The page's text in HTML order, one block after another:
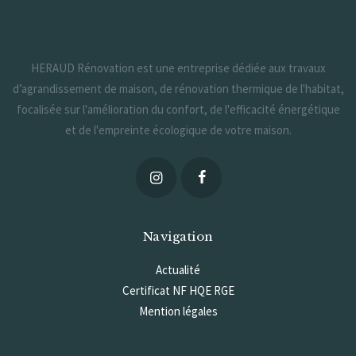
HERAUD Rénovation est une entreprise dédiée aux travaux
d’agrandissement de maison, de rénovation thermique de l'habitat,
focalisée sur l'amélioration du confort, de l'efficacité énergétique
et de l'empreinte écologique de votre maison.
Navigation
Actualité
Certificat NF HQE RGE
Mention légales